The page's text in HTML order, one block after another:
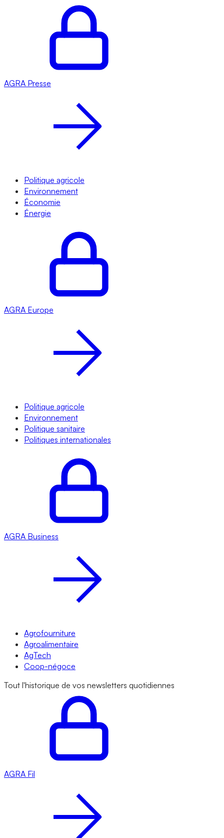
AGRA Presse
Politique agricole
Environnement
Économie
Énergie
AGRA Europe
Politique agricole
Environnement
Politique sanitaire
Politiques internationales
AGRA Business
Agrofourniture
Agroalimentaire
AgTech
Coop-négoce
Tout l'historique de vos newsletters quotidiennes
AGRA Fil